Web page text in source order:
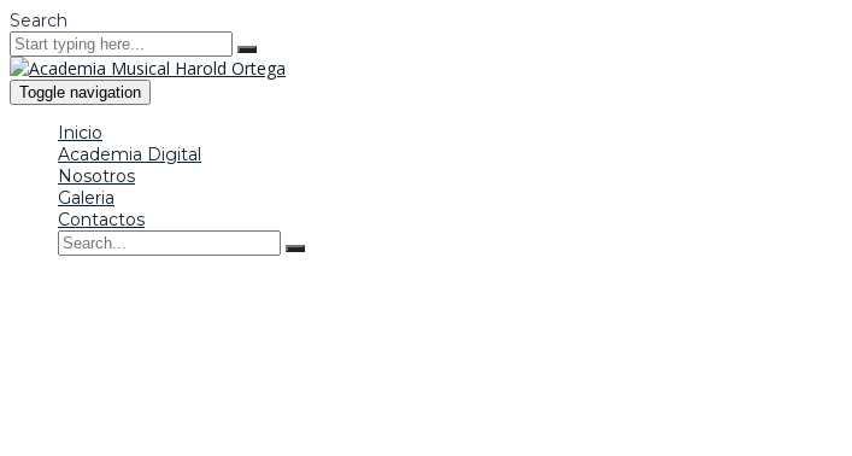
Search
Toggle navigation
Inicio
Academia Digital
Nosotros
Galeria
Contactos